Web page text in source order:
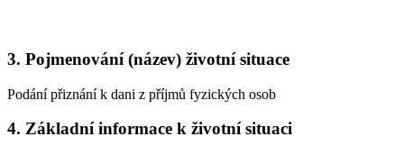
3. Pojmenování (název) životní situace
Podání přiznání k dani z příjmů fyzických osob
4. Základní informace k životní situaci